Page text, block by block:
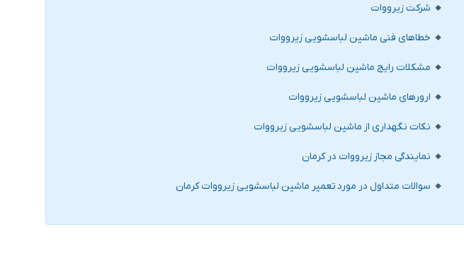
شرکت زیرووات
خطاهای فنی ماشین لباسشویی زیرووات
مشکلات رایج ماشین لباسشویی زیرووات
ارورهای ماشین لباسشویی زیرووات
نکات نگهداری از ماشین لباسشویی زیرووات
نمایندگی مجاز زیرووات در کرمان
سوالات متداول در مورد تعمیر ماشین لباسشویی زیرووات کرمان